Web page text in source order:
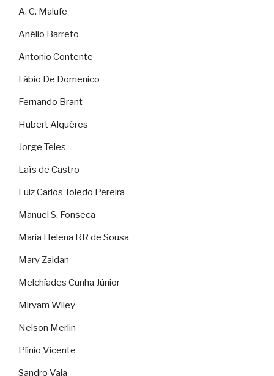
A. C. Malufe
Anélio Barreto
Antonio Contente
Fábio De Domenico
Fernando Brant
Hubert Alquéres
Jorge Teles
Laïs de Castro
Luiz Carlos Toledo Pereira
Manuel S. Fonseca
Maria Helena RR de Sousa
Mary Zaidan
Melchíades Cunha Júnior
Miryam Wiley
Nelson Merlin
Plínio Vicente
Sandro Vaia